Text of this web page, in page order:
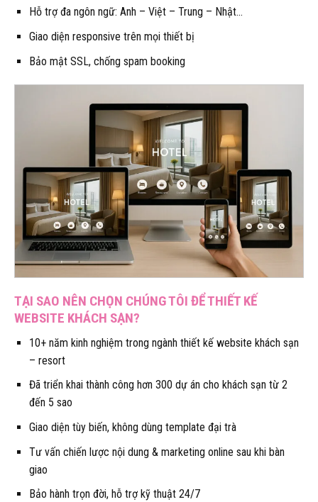
Hỗ trợ đa ngôn ngữ: Anh – Việt – Trung – Nhật…
Giao diện responsive trên mọi thiết bị
Bảo mật SSL, chống spam booking
TẠI SAO NÊN CHỌN CHÚNG TÔI ĐỂ THIẾT KẾ
WEBSITE KHÁCH SẠN?
10+ năm kinh nghiệm trong ngành thiết kế website khách sạn
– resort
Đã triển khai thành công hơn 300 dự án cho khách sạn từ 2
đến 5 sao
Giao diện tùy biến, không dùng template đại trà
Tư vấn chiến lược nội dung & marketing online sau khi bàn
giao
Bảo hành trọn đời, hỗ trợ kỹ thuật 24/7